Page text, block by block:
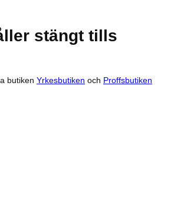
stängt tills
butiken Yrkesbutiken och Proffsbutiken